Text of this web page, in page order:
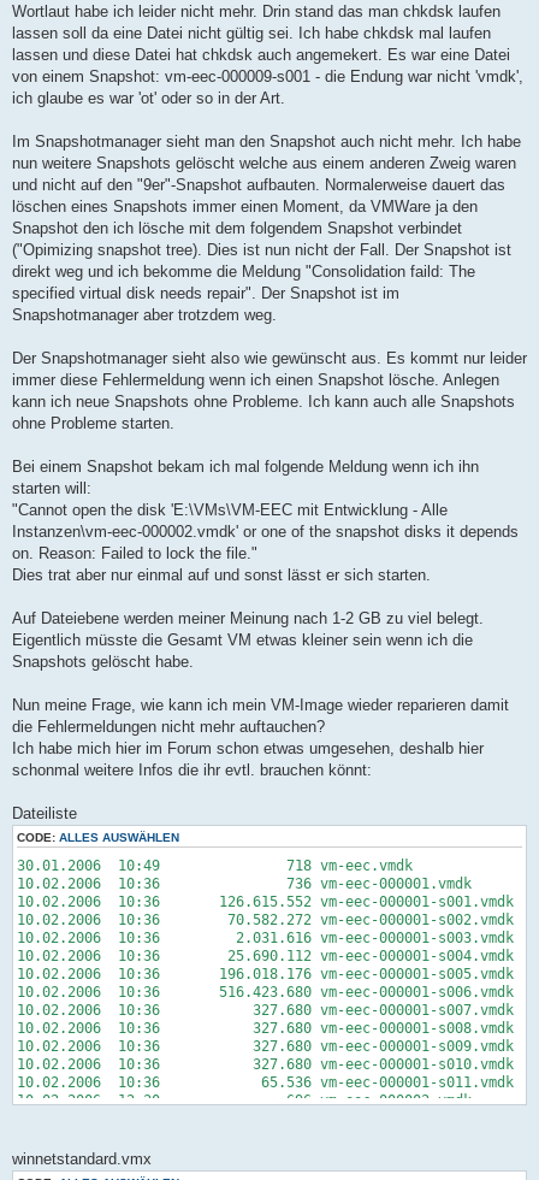
Wortlaut habe ich leider nicht mehr. Drin stand das man chkdsk laufen
lassen soll da eine Datei nicht gültig sei. Ich habe chkdsk mal laufen
lassen und diese Datei hat chkdsk auch angemekert. Es war eine Datei
von einem Snapshot: vm-eec-000009-s001 - die Endung war nicht 'vmdk',
ich glaube es war 'ot' oder so in der Art.
Im Snapshotmanager sieht man den Snapshot auch nicht mehr. Ich habe
nun weitere Snapshots gelöscht welche aus einem anderen Zweig waren
und nicht auf den "9er"-Snapshot aufbauten. Normalerweise dauert das
löschen eines Snapshots immer einen Moment, da VMWare ja den
Snapshot den ich lösche mit dem folgendem Snapshot verbindet
("Opimizing snapshot tree). Dies ist nun nicht der Fall. Der Snapshot ist
direkt weg und ich bekomme die Meldung "Consolidation faild: The
specified virtual disk needs repair". Der Snapshot ist im
Snapshotmanager aber trotzdem weg.
Der Snapshotmanager sieht also wie gewünscht aus. Es kommt nur leider
immer diese Fehlermeldung wenn ich einen Snapshot lösche. Anlegen
kann ich neue Snapshots ohne Probleme. Ich kann auch alle Snapshots
ohne Probleme starten.
Bei einem Snapshot bekam ich mal folgende Meldung wenn ich ihn
starten will:
"Cannot open the disk 'E:\VMs\VM-EEC mit Entwicklung - Alle
Instanzen\vm-eec-000002.vmdk' or one of the snapshot disks it depends
on. Reason: Failed to lock the file."
Dies trat aber nur einmal auf und sonst lässt er sich starten.
Auf Dateiebene werden meiner Meinung nach 1-2 GB zu viel belegt.
Eigentlich müsste die Gesamt VM etwas kleiner sein wenn ich die
Snapshots gelöscht habe.
Nun meine Frage, wie kann ich mein VM-Image wieder reparieren damit
die Fehlermeldungen nicht mehr auftauchen?
Ich habe mich hier im Forum schon etwas umgesehen, deshalb hier
schonmal weitere Infos die ihr evtl. brauchen könnt:
Dateiliste
CODE: ALLES AUSWÄHLEN
30.01.2006 10:49 718 vm-eec.vmdk
10.02.2006 10:36 736 vm-eec-000001.vmdk
10.02.2006 10:36 126.615.552 vm-eec-000001-s001.vmdk
10.02.2006 10:36 70.582.272 vm-eec-000001-s002.vmdk
10.02.2006 10:36 2.031.616 vm-eec-000001-s003.vmdk
10.02.2006 10:36 25.690.112 vm-eec-000001-s004.vmdk
10.02.2006 10:36 196.018.176 vm-eec-000001-s005.vmdk
10.02.2006 10:36 516.423.680 vm-eec-000001-s006.vmdk
10.02.2006 10:36 327.680 vm-eec-000001-s007.vmdk
10.02.2006 10:36 327.680 vm-eec-000001-s008.vmdk
10.02.2006 10:36 327.680 vm-eec-000001-s009.vmdk
10.02.2006 10:36 327.680 vm-eec-000001-s010.vmdk
10.02.2006 10:36 65.536 vm-eec-000001-s011.vmdk
10.02.2006 12:30 696 vm-eec-000002.vmdk
10.02.2006 12:30 1.114.112 vm-eec-000002-s003.vmdk
10.02.2006 12:30 11.010.048 vm-eec-000002-s004.vmdk
winnetstandard.vmx